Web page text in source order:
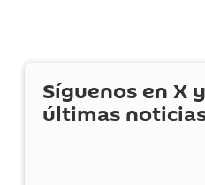
Síguenos en X
últimas